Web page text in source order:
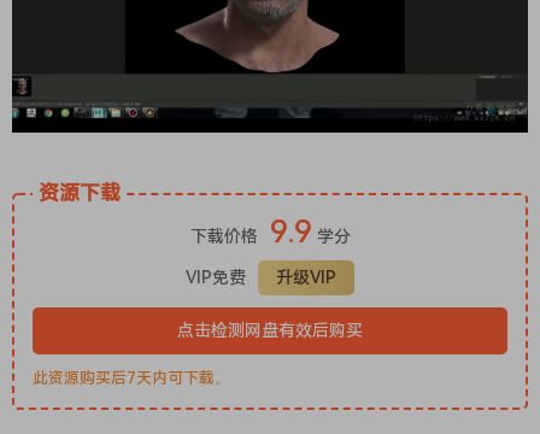
资源下载
下载价格 9.9 学分
VIP免费 升级VIP
点击检测网盘有效后购买
此资源购买后7天内可下载。